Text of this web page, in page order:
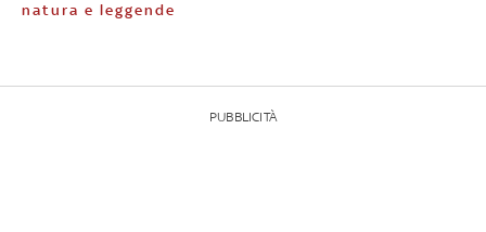
natura e leggende
PUBBLICITÀ